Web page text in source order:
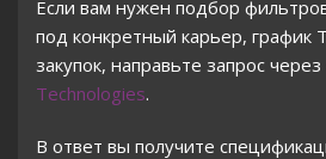
Если вам нужен подбор
под конкретный карьер, график
закупок, направьте запрос через
Technologies.
В ответ вы получите